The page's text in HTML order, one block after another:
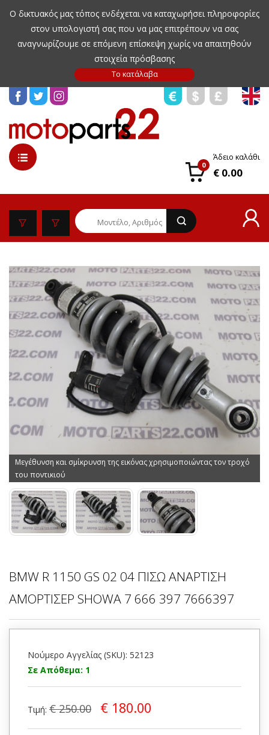
Ο δικτυακός μας τόπος ενδέχεται να καταχωρήσει πληροφορίες
στον υπολογιστή σας που να μας επιτρέπουν να σας
αναγνωρίζουμε σε επόμενη επίσκεψη χωρίς να απαιτηθούν
στοιχεία πρόσβασης
0
Άδειο καλάθι
€ 0.00
Μεγέθυνση και σμίκρυνση της εικόνας χρησιμοποιώντας τον τροχό
του ποντικιού
BMW R 1150 GS 02 04 ΠΙΣΩ ΑΝΑΡΤΙΣΗ
ΑΜΟΡΤΙΣΕΡ SHOWA 7 666 397 7666397
Νούμερο Αγγελίας (SKU): 52123
Σε Απόθεμα: 1
Τιμή: € 250.00 € 180.00